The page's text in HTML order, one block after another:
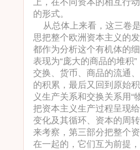
的形式。
从总体上来看，这三卷
思把整个欧洲资本主义的
都作为分析这个有机体的
表现为“庞大的商品的堆积
交换、货币、商品的流通
的积累，最后又回到原始
义生产关系和交换关系用“
把资本主义生产过程呈现
变化及其循环、资本的周
来考察，第三部分把整个
在一起的，它们互为前提